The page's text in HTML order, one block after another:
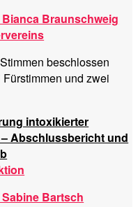
Braunschweig
beschlossen
und zwei
intoxikierter
Abschlussbericht und
Bartsch